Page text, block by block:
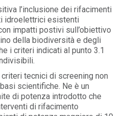
l’inclusione dei rifacimenti
idroelettrici esistenti
impatti postivi sull’obiettivo
della biodiversità e degli
i criteri indicati al punto 3.1
criteri tecnici di screening non
scientifiche. Ne è un
di potenza introdotto che
di rifacimento